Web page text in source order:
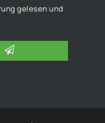
gelesen und